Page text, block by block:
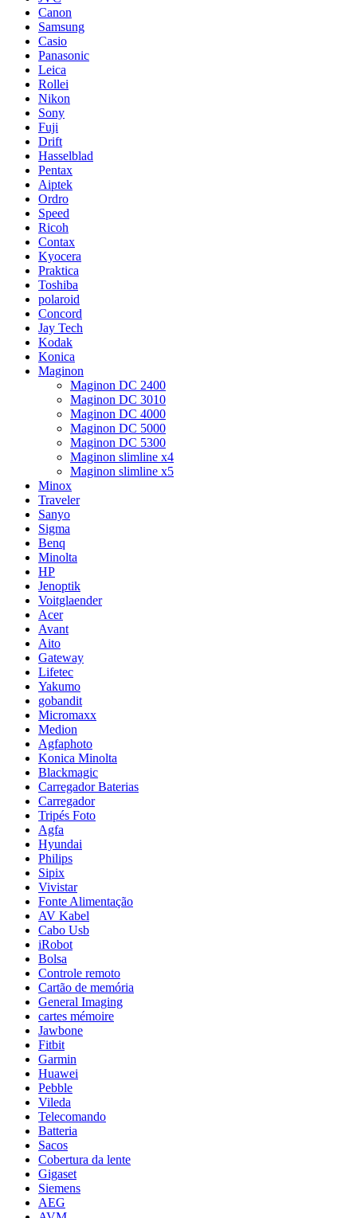
Canon
Samsung
Casio
Panasonic
Leica
Rollei
Nikon
Sony
Fuji
Drift
Hasselblad
Pentax
Aiptek
Ordro
Speed
Ricoh
Contax
Kyocera
Praktica
Toshiba
polaroid
Concord
Jay Tech
Kodak
Konica
Maginon
Maginon DC 2400
Maginon DC 3010
Maginon DC 4000
Maginon DC 5000
Maginon DC 5300
Maginon slimline x4
Maginon slimline x5
Minox
Traveler
Sanyo
Sigma
Benq
Minolta
HP
Jenoptik
Voitglaender
Acer
Avant
Aito
Gateway
Lifetec
Yakumo
gobandit
Micromaxx
Medion
Agfaphoto
Konica Minolta
Blackmagic
Carregador Baterias
Carregador
Tripés Foto
Agfa
Hyundai
Philips
Sipix
Vivistar
Fonte Alimentação
AV Kabel
Cabo Usb
iRobot
Bolsa
Controle remoto
Cartão de memória
General Imaging
cartes mémoire
Jawbone
Fitbit
Garmin
Huawei
Pebble
Vileda
Telecomando
Batteria
Sacos
Cobertura da lente
Gigaset
Siemens
AEG